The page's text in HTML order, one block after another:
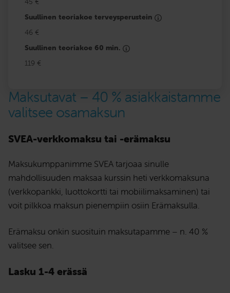
Suullinen teoriakoe terveysperustein
46 €
Suullinen teoriakoe 60 min.
119 €
Maksutavat – 40 % asiakkaistamme
valitsee osamaksun
SVEA-verkkomaksu tai -erämaksu
Maksukumppanimme SVEA tarjoaa sinulle
mahdollisuuden maksaa kurssin heti verkkomaksuna
(verkkopankki, luottokortti tai mobiilimaksaminen) tai
voit pilkkoa maksun pienempiin osiin Erämaksulla.
Erämaksu onkin suosituin maksutapamme – n. 40 %
valitsee sen.
Lasku 1-4 erässä